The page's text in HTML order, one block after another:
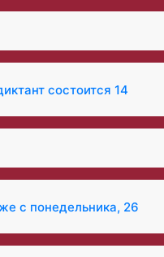
состоится 14
с понедельника, 26